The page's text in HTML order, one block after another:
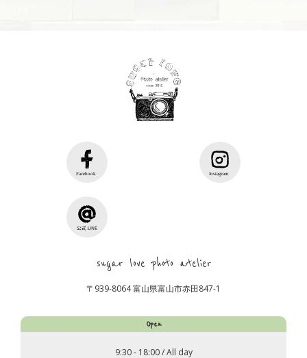
sugar love photo atelier
〒939-8064 富山県富山市赤田847-1
Open
9:30 - 18:00 / All day